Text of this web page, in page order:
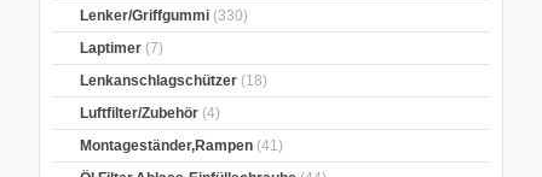
Lenker/Griffgummi (330)
Laptimer (7)
Lenkanschlagschützer (18)
Luftfilter/Zubehör (4)
Montageständer,Rampen (41)